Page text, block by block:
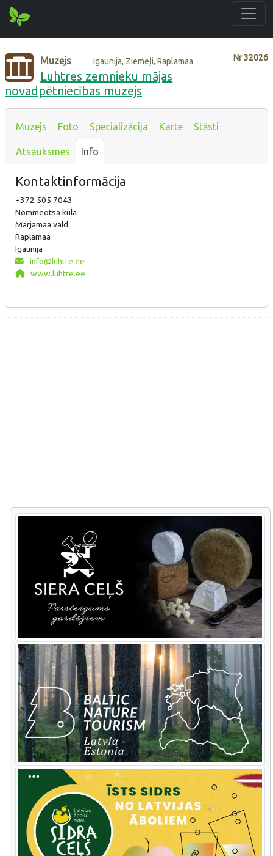
Nr32026
Muzejs Igaunija, Ziemeļi, Raplamaa
Luhtres zemnieku mājas
novadpētniecības muzejs
Muzejs Foto Specializācija Karte Stāsti
Atsauksmes Info
Kontaktinformācija
+372 505 7043
Nõmmeotsa küla
Märjamaa vald
Raplamaa
Igaunija
info@luhtre.ee
www.luhtre.ee